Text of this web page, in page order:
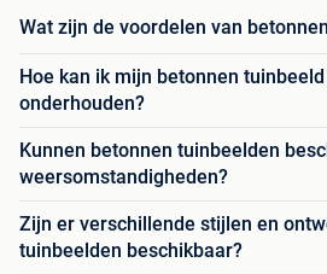
Wat zijn de voordelen van
Hoe kan ik mijn betonnen
onderhouden?
Kunnen betonnen tuinbeelden
weersomstandigheden?
Zijn er verschillende stijlen en
tuinbeelden beschikbaar?